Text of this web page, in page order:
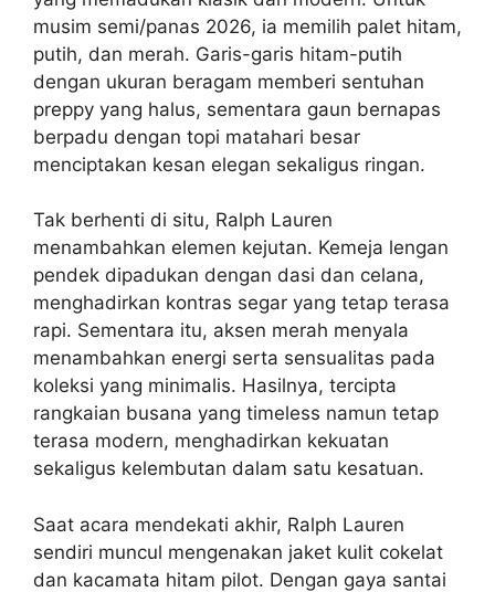
musim semi/panas 2026, ia memilih palet hitam,
putih, dan merah. Garis-garis hitam-putih
dengan ukuran beragam memberi sentuhan
preppy yang halus, sementara gaun bernapas
berpadu dengan topi matahari besar
menciptakan kesan elegan sekaligus ringan.
Tak berhenti di situ, Ralph Lauren
menambahkan elemen kejutan. Kemeja lengan
pendek dipadukan dengan dasi dan celana,
menghadirkan kontras segar yang tetap terasa
rapi. Sementara itu, aksen merah menyala
menambahkan energi serta sensualitas pada
koleksi yang minimalis. Hasilnya, tercipta
rangkaian busana yang timeless namun tetap
terasa modern, menghadirkan kekuatan
sekaligus kelembutan dalam satu kesatuan.
Saat acara mendekati akhir, Ralph Lauren
sendiri muncul mengenakan jaket kulit cokelat
dan kacamata hitam pilot. Dengan gaya santai